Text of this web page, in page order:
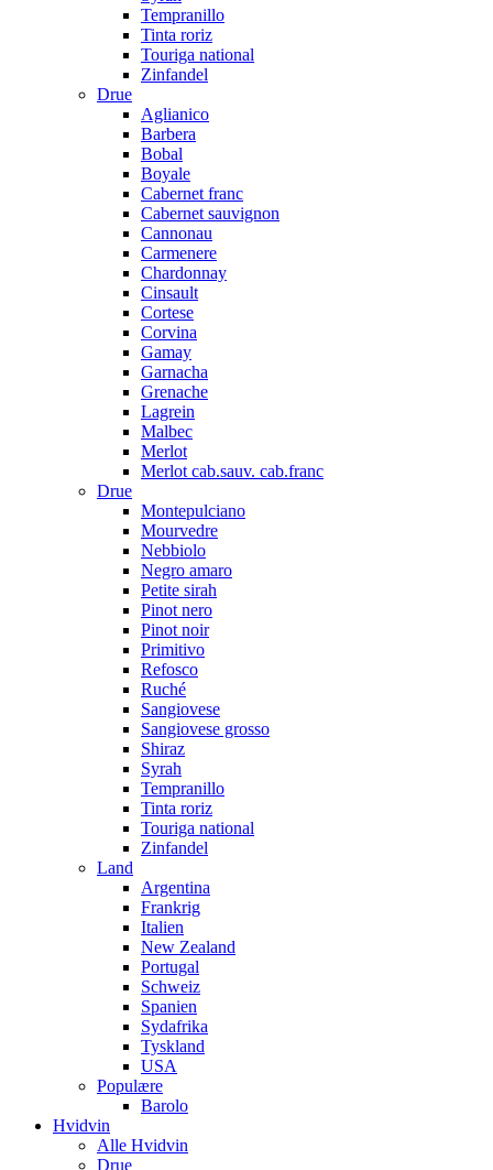
Tempranillo
Tinta roriz
Touriga national
Zinfandel
Drue
Aglianico
Barbera
Bobal
Boyale
Cabernet franc
Cabernet sauvignon
Cannonau
Carmenere
Chardonnay
Cinsault
Cortese
Corvina
Gamay
Garnacha
Grenache
Lagrein
Malbec
Merlot
Merlot cab.sauv. cab.franc
Drue
Montepulciano
Mourvedre
Nebbiolo
Negro amaro
Petite sirah
Pinot nero
Pinot noir
Primitivo
Refosco
Ruché
Sangiovese
Sangiovese grosso
Shiraz
Syrah
Tempranillo
Tinta roriz
Touriga national
Zinfandel
Land
Argentina
Frankrig
Italien
New Zealand
Portugal
Schweiz
Spanien
Sydafrika
Tyskland
USA
Populære
Barolo
Hvidvin
Alle Hvidvin
Drue